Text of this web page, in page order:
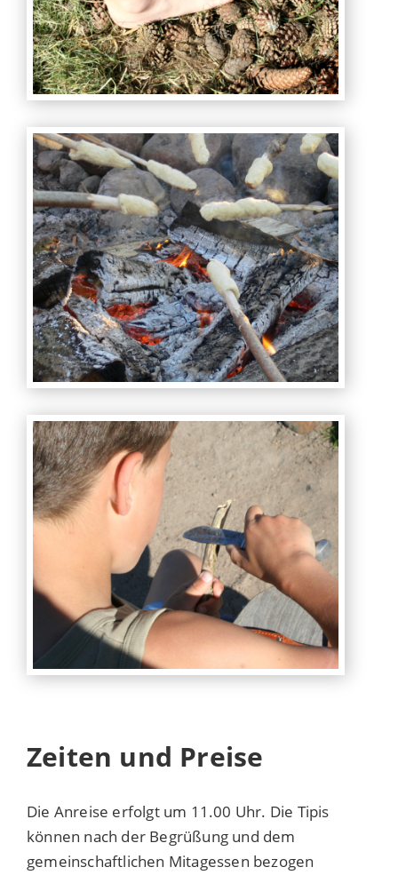
Zeiten und Preise
Die Anreise erfolgt um 11.00 Uhr. Die Tipis
können nach der Begrüßung und dem
gemeinschaftlichen Mitagessen bezogen